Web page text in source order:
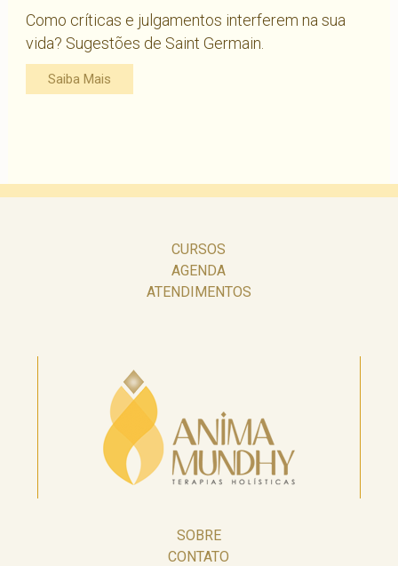
Como críticas e julgamentos interferem na sua
vida? Sugestões de Saint Germain.
Saiba Mais
CURSOS
AGENDA
ATENDIMENTOS
SOBRE
CONTATO